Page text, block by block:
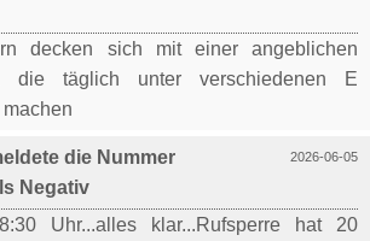
decken sich mit einer angeblichen
die täglich unter verschiedenen E
2026-06-05
die Nummer
Negativ
Uhr...alles klar...Rufsperre hat 20